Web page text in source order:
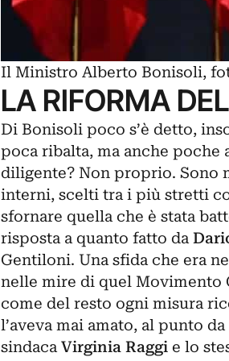
Il Ministro Alberto Bonisoli,
LA RIFORMA
Di Bonisoli poco s’è detto,
poca ribalta, ma anche
diligente? Non proprio. Sono
interni, scelti tra i più stretti
sfornare quella che è stata
risposta a quanto fatto da
Gentiloni. Una sfida che era
nelle mire di quel Movimento
come del resto ogni misura
l’aveva mai amato, al punto
sindacaVirginia Raggie lo